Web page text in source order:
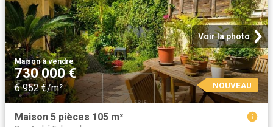
Voir la photo
Maison·à vendre
730 000 €
6 952 €/m² NOUVEAU
Maison 5 pièces 105 m²